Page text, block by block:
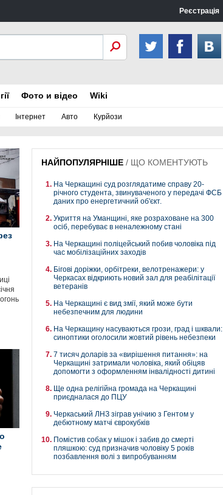
Реєстрація
Інтернет Авто Курйози
Фото и відео Wiki
НАЙПОПУЛЯРНІШЕ / ЩО КОМЕНТУЮТЬ
На Черкащині суд розглядатиме справу 20-
річного студента, звинуваченого у передачі ФСБ
даних про енергетичний об'єкт.
Укриття на Уманщині, яке розраховане на 300
осіб, перебуває в неналежному стані
На Черкащині поліцейський побив чоловіка під
час мобілізаційних заходів
Бігові доріжки, орбітреки, велотренажери: у
Черкасах відкриють новий зал для реабілітації
ветеранів
На Черкащині є вид змії, який може бути
небезпечним для людини
На Черкащину насуваються грози, град і шквали:
синоптики оголосили жовтий рівень небезпеки
7 тисяч доларів за «вирішення питання»: на
Черкащині затримали чоловіка, який обіцяв
допомогти з оформленням інвалідності дитині
Ще одна релігійна громада на Черкащині
приєдналася до ПЦУ
Черкаський ЛНЗ зіграв унічию з Гентом у
дебютному матчі єврокубків
Помістив собак у мішок і забив до смерті
пляшкою: суд призначив чоловіку 5 років
позбавлення волі з випробуванням